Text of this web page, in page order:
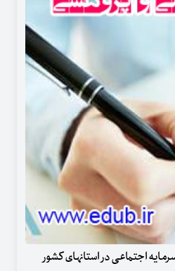
اجتماعی در استانهای کشور